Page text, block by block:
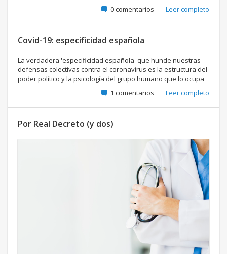
0 comentarios
Leer completo
Covid-19: especificidad española
La verdadera 'especificidad española' que hunde nuestras
defensas colectivas contra el coronavirus es la estructura del
poder político y la psicología del grupo humano que lo ocupa
1 comentarios
Leer completo
Por Real Decreto (y dos)